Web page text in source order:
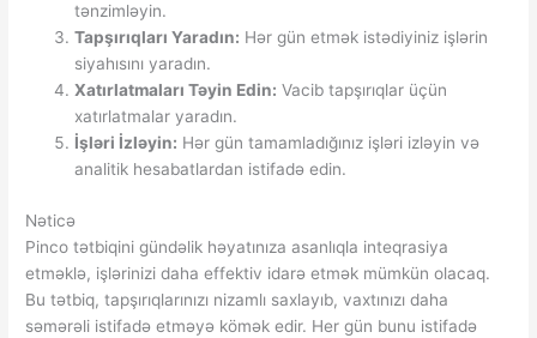
tənzimləyin.
Tapşırıqları Yaradın: Hər gün etmək istədiyiniz işlərin
siyahısını yaradın.
Xatırlatmaları Təyin Edin: Vacib tapşırıqlar üçün
xatırlatmalar yaradın.
İşləri İzləyin: Hər gün tamamladığınız işləri izləyin və
analitik hesabatlardan istifadə edin.
Nəticə
Pinco tətbiqini gündəlik həyatınıza asanlıqla inteqrasiya
etməklə, işlərinizi daha effektiv idarə etmək mümkün olacaq.
Bu tətbiq, tapşırıqlarınızı nizamlı saxlayıb, vaxtınızı daha
səmərəli istifadə etməyə kömək edir. Her gün bunu istifadə